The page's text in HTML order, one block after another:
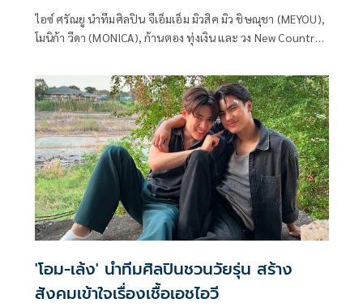
ไอซ์ ศรัณยู นำทีมศิลปิน จีเอ็มเอ็ม มิวสิค มิว ชิษณุชา (MEYOU),
โมนิก้า วีดา (MONICA), ก้านตอง ทุ่งเงิน และ วง New Country
1,000,000 รอยยิ้มไทยไปบนเวทีโลกที่งาน EXPO 2025
OSAKA, KANSAI, JAPAN
'โอม-เล้ง' นำทีมศิลปินชวนวัยรุ่น สร้าง
สังคมเข้าใจเรื่องเชื้อเอชไอวี